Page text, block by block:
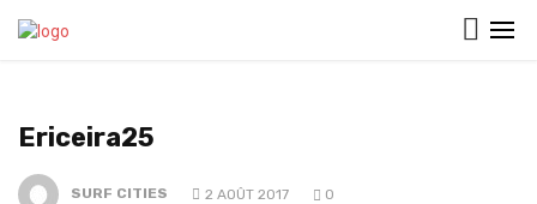
Ericeira25
SURF CITIES 2 AOÛT 2017 0